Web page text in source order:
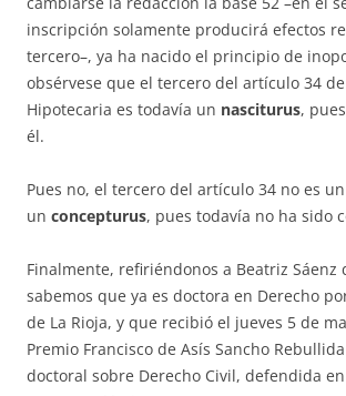
inscripción solamente producirá efectos
tercero–, ya ha nacido el principio de
obsérvese que el tercero del ar­tículo 34
Hipotecaria es todavía un nasciturus,
él.
Pues no, el tercero del artículo 34 no es un
un con­cep­turus, pues todavía no ha sido
Finalmente, refiriéndonos a Beatriz Sáenz
sabemos que ya es doctora en Derecho
de La Rioja, y que recibió el jueves 5 de
Premio Francisco de Asís Sancho
doctoral so­bre Derecho Civil, defendida